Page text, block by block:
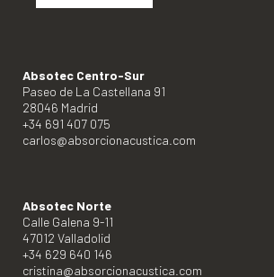
Absotec Centro-Sur
Paseo de La Castellana 91
28046 Madrid
+34 691 407 075
carlos@absorcionacustica.com
Absotec Norte
Calle Galena 9-11
47012 Valladolid
+34 629 640 146
cristina@absorcionacustica.com